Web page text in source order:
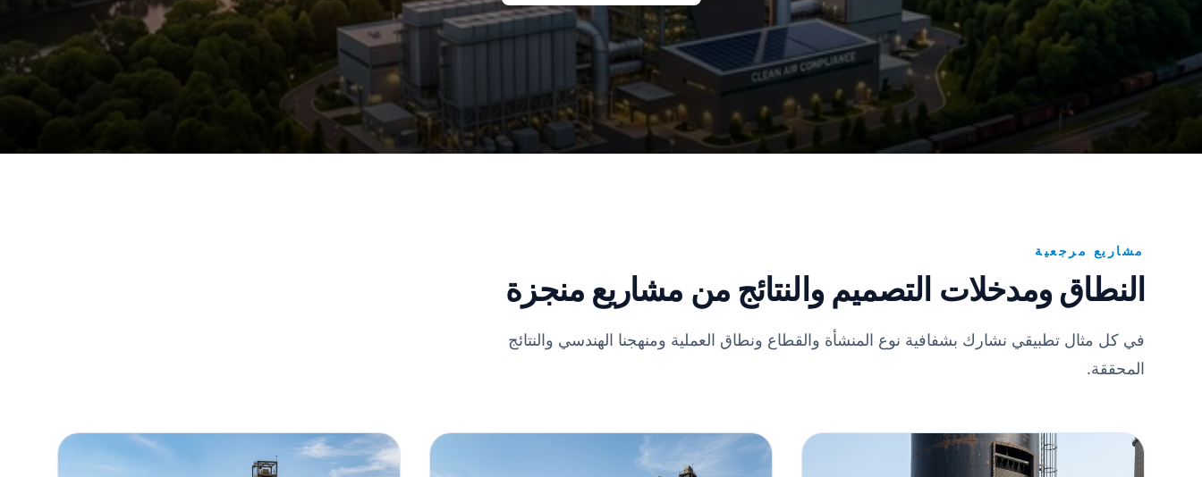
مشاريع مرجعية
النطاق ومدخلات التصميم والنتائج من مشاريع منجزة
في كل مثال تطبيقي نشارك بشفافية نوع المنشأة والقطاع ونطاق العملية ومنهجنا الهندسي والنتائج
المحققة.